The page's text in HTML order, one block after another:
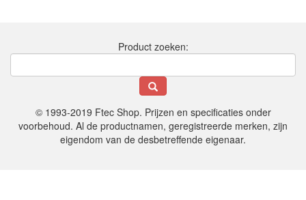
Product zoeken:
© 1993-2019 Ftec Shop. Prijzen en specificaties onder
voorbehoud. Al de productnamen, geregistreerde merken, zijn
eigendom van de desbetreffende eigenaar.